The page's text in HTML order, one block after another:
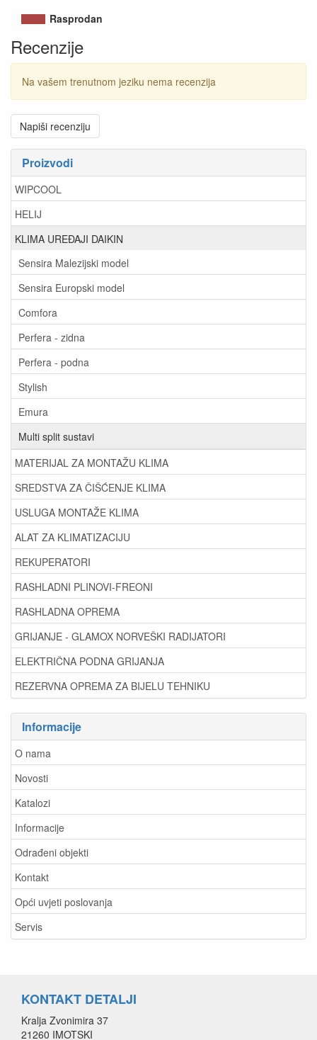
Rasprodan
Recenzije
Na vašem trenutnom jeziku nema recenzija
Napiši recenziju
Proizvodi
WIPCOOL
HELIJ
KLIMA UREĐAJI DAIKIN
Sensira Malezijski model
Sensira Europski model
Comfora
Perfera - zidna
Perfera - podna
Stylish
Emura
Multi split sustavi
MATERIJAL ZA MONTAŽU KLIMA
SREDSTVA ZA ČIŠĆENJE KLIMA
USLUGA MONTAŽE KLIMA
ALAT ZA KLIMATIZACIJU
REKUPERATORI
RASHLADNI PLINOVI-FREONI
RASHLADNA OPREMA
GRIJANJE - GLAMOX NORVEŠKI RADIJATORI
ELEKTRIČNA PODNA GRIJANJA
REZERVNA OPREMA ZA BIJELU TEHNIKU
Informacije
O nama
Novosti
Katalozi
Informacije
Odrađeni objekti
Kontakt
Opći uvjeti poslovanja
Servis
KONTAKT DETALJI
Kralja Zvonimira 37
21260 IMOTSKI